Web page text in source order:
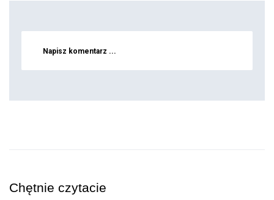
Napisz komentarz ...
Chętnie czytacie